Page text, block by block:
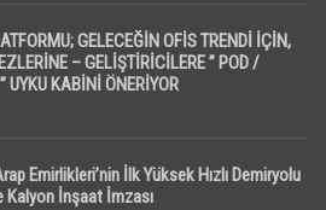
GELECEĞİN OFİS TRENDİ İÇİN,
– GELİŞTİRİCİLERE ” POD /
UYKU KABİNİ ÖNERİYOR
Emirlikleri’nin İlk Yüksek Hızlı Demiryolu
Kalyon İnşaat İmzası